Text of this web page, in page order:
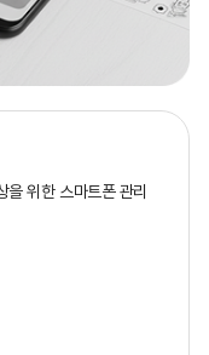
을 위한 스마트폰 관리